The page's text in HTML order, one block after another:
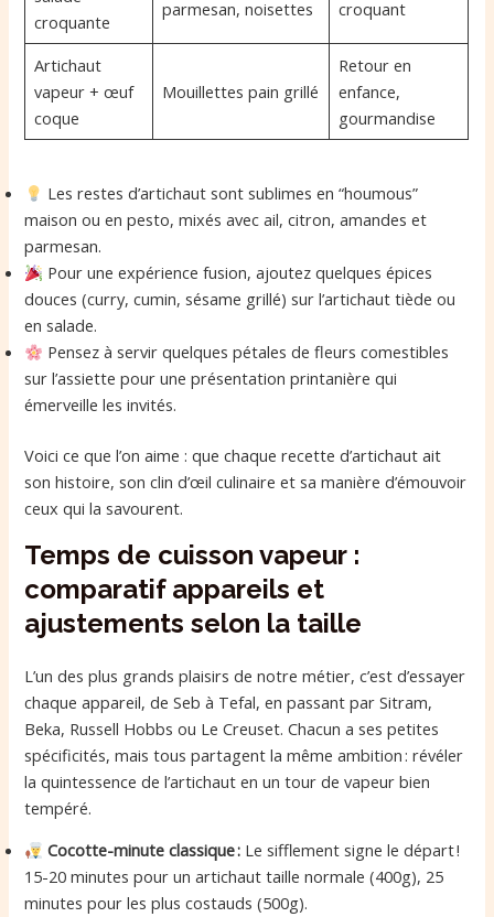
croquante
parmesan, noisettes croquant
Artichaut
vapeur + œuf
coque
Mouillettes pain grillé
Retour en
enfance,
gourmandise
Les restes d’artichaut sont sublimes en “houmous”
maison ou en pesto, mixés avec ail, citron, amandes et
parmesan.
Pour une expérience fusion, ajoutez quelques épices
douces (curry, cumin, sésame grillé) sur l’artichaut tiède ou
en salade.
Pensez à servir quelques pétales de fleurs comestibles
sur l’assiette pour une présentation printanière qui
émerveille les invités.
Voici ce que l’on aime : que chaque recette d’artichaut ait
son histoire, son clin d’œil culinaire et sa manière d’émouvoir
ceux qui la savourent.
Temps de cuisson vapeur :
comparatif appareils et
ajustements selon la taille
L’un des plus grands plaisirs de notre métier, c’est d’essayer
chaque appareil, de Seb à Tefal, en passant par Sitram,
Beka, Russell Hobbs ou Le Creuset. Chacun a ses petites
spécificités, mais tous partagent la même ambition : révéler
la quintessence de l’artichaut en un tour de vapeur bien
tempéré.
Cocotte-minute classique : Le sifflement signe le départ !
15-20 minutes pour un artichaut taille normale (400g), 25
minutes pour les plus costauds (500g).